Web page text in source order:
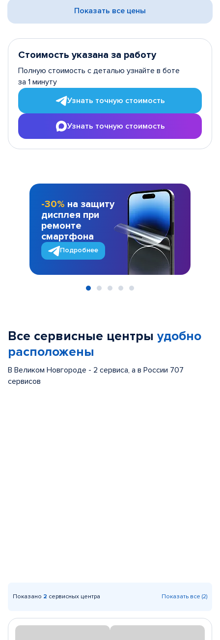
Показать все цены
Стоимость указана за работу
Полную стоимость с деталью узнайте в боте
за 1 минуту
Узнать точную стоимость
Узнать точную стоимость
-30% на защиту
дисплея при
ремонте
смартфона
Подробнее
Все сервисные центры удобно
расположены
В Великом Новгороде - 2 сервиса, а в России 707
сервисов
Показано 2 сервисных центра Показать все (2)